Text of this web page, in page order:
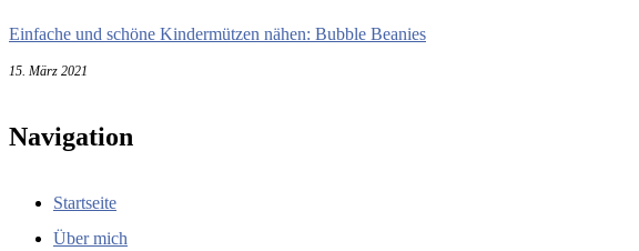
Einfache und schöne Kindermützen nähen: Bubble Beanies
15. März 2021
Navigation
Startseite
Über mich